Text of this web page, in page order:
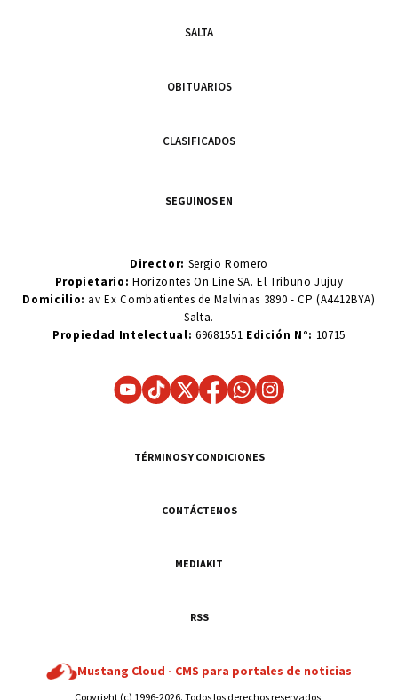
SALTA
OBITUARIOS
CLASIFICADOS
SEGUINOS EN
Director: Sergio Romero
Propietario:Horizontes On Line SA. El Tribuno Jujuy
Domicilio: av Ex Combatientes de Malvinas 3890 - CP (A4412BYA)
Salta.
Propiedad Intelectual: 69681551 Edición N°: 10715
TÉRMINOS Y CONDICIONES
CONTÁCTENOS
MEDIAKIT
RSS
Mustang Cloud - CMS para portales de noticias
Copyright (c) 1996-2026. Todos los derechos reservados.